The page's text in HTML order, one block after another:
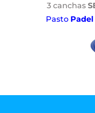
3 canchas
Pasto Padel